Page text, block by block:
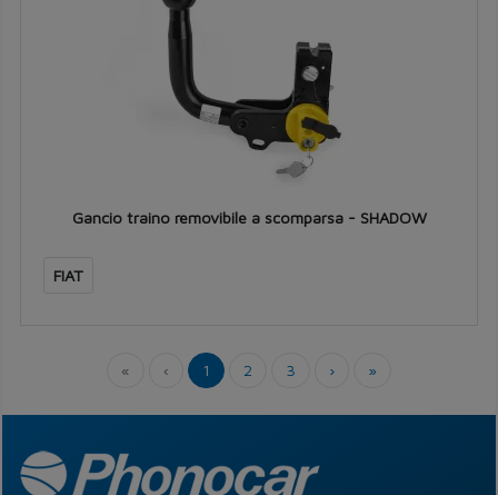
Gancio traino removibile a scomparsa - SHADOW
FIAT
« ‹ 1 2 3 › »